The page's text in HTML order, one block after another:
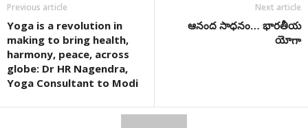
Previous article
Yoga is a revolution in
making to bring health,
harmony, peace, across
globe: Dr HR Nagendra,
Yoga Consultant to Modi
Next article
ఆనంద సాధనం… భారతీయ
యోగా